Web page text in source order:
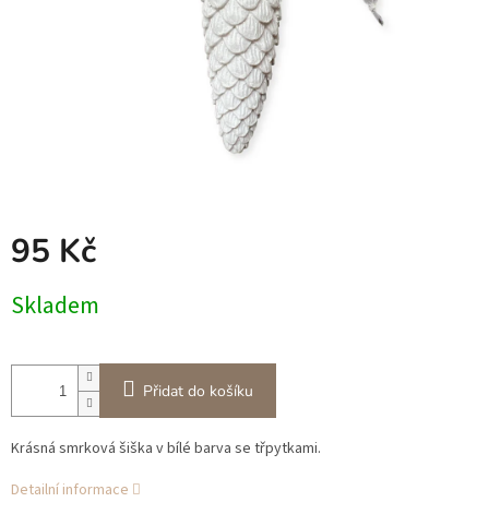
95 Kč
cena:
Skladem
Přidat do košíku
Krásná smrková šiška v bílé barva se třpytkami.
Detailní informace